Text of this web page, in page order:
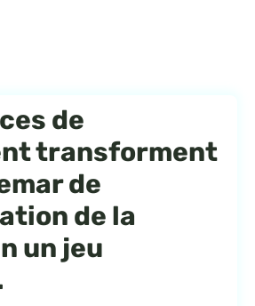
de
transforment
de
de la
un jeu